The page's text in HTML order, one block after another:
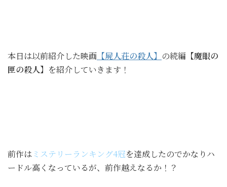
本日は以前紹介した映画 【屍人荘の殺人】 の続編 【魔眼の
匣の殺人】 を紹介していきます！
前作はミステリーランキング4冠を達成したのでかなりハ
ードル高くなっているが、前作越えなるか！？